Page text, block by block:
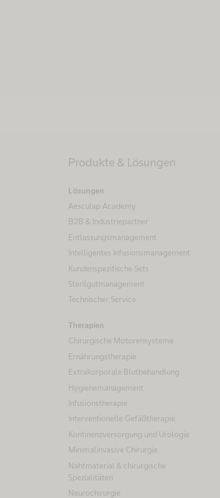
Produkte & Lösungen
Lösungen
Aesculap Academy
B2B & Industriepartner
Entlassungsmanagement
Intelligentes Infusionsmanagement
Kundenspezifische Sets
Sterilgutmanagement
Technischer Service
Therapien
Chirurgische Motorensysteme
Ernährungstherapie
Extrakorporale Blutbehandlung
Hygienemanagement
Infusionstherapie
Interventionelle Gefäßtherapie
Kontinenzversorgung und Urologie
Minimalinvasive Chirurgie
Nahtmaterial & chirurgische
Spezialitäten
Neurochirurgie